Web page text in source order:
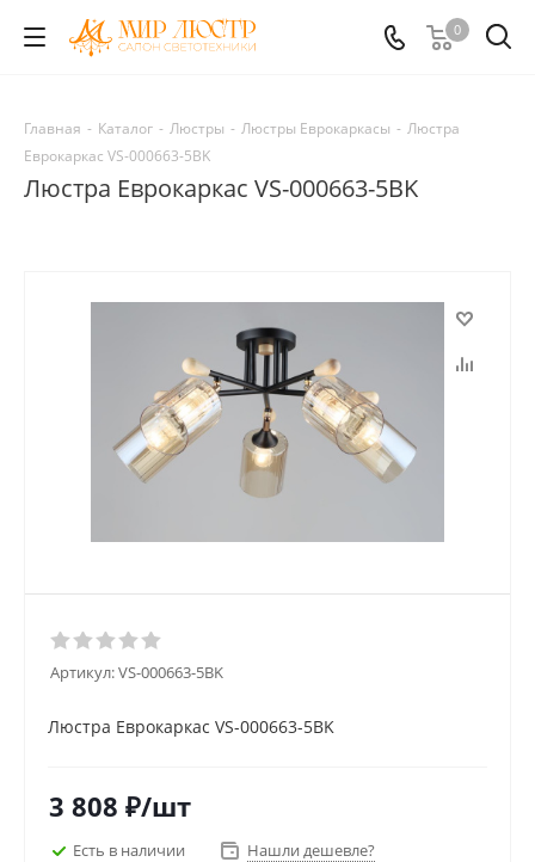
0
Главная - Каталог - Люстры - Люстры Еврокаркасы - Люстра
Еврокаркас VS-000663-5BK
Люстра Еврокаркас VS-000663-5BK
Артикул:VS-000663-5BK
Люстра Еврокаркас VS-000663-5BK
3 808 ₽/шт
Есть в наличии Нашли дешевле?